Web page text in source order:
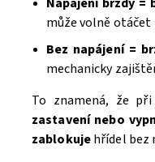
může volně otáčet
Bez napájení =
mechanicky
To znamená, že
zastavení nebo
zablokujehřídel bez